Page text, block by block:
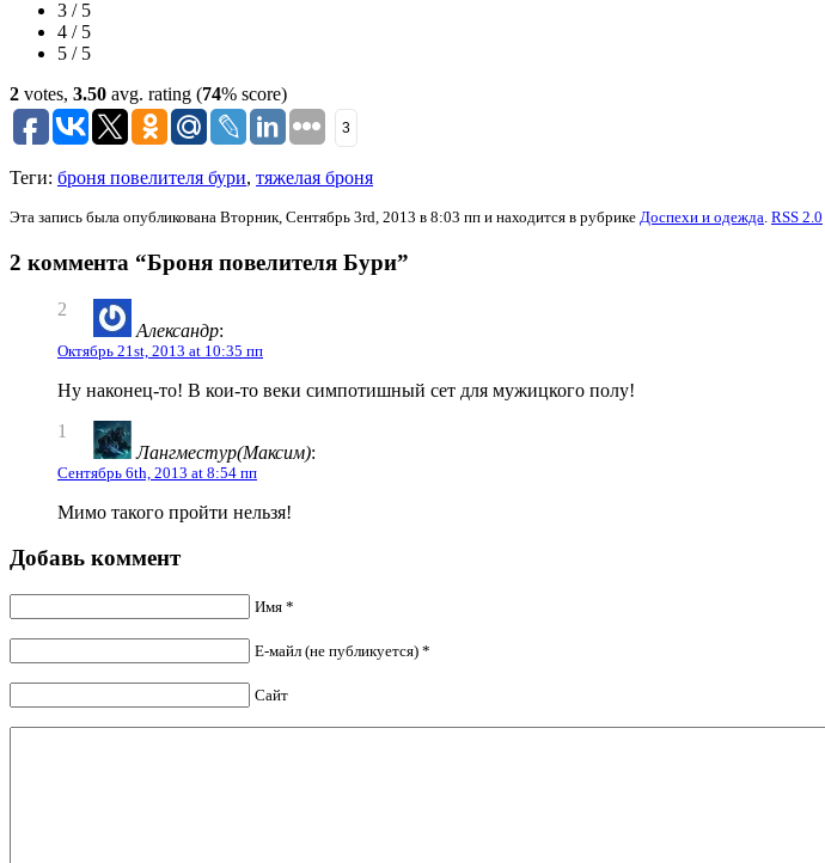
3 / 5
4 / 5
5 / 5
2 votes, 3.50 avg. rating (74% score)
3
Теги: броня повелителя бури, тяжелая броня
Эта запись была опубликована Вторник, Сентябрь 3rd, 2013 в 8:03 пп и находится в рубрике Доспехи и одежда. RSS 2.0
2 коммента “Броня повелителя Бури”
2
Александр:
Октябрь 21st, 2013 at 10:35 пп
Ну наконец-то! В кои-то веки симпотишный сет для мужицкого полу!
1
Лангместур(Максим):
Сентябрь 6th, 2013 at 8:54 пп
Мимо такого пройти нельзя!
Добавь коммент
Имя *
Е-майл (не публикуется) *
Сайт